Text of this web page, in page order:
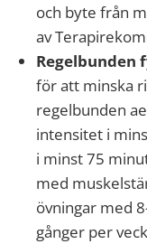
och byte från
av
Regelbunden
för att minska
regelbunden
intensitet i
i minst 75
med
övningar med
gånger per